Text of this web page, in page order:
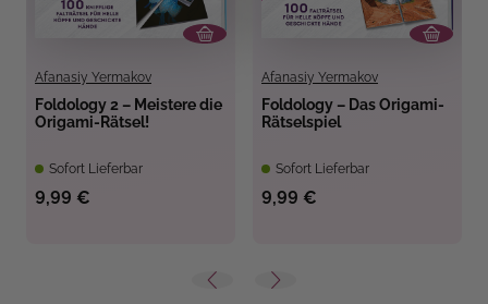
Afanasiy Yermakov
Foldology 2 – Meistere die
Origami-Rätsel!
Sofort Lieferbar
9,99 €
Afanasiy Yermakov
Foldology – Das Origami-
Rätselspiel
Sofort Lieferbar
9,99 €